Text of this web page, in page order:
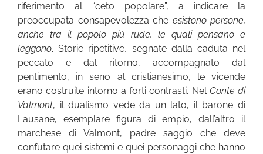
riferimento al “ceto popolare”, a indicare la
preoccupata consapevolezza che esistono persone,
anche tra il popolo più rude, le quali pensano e
leggono. Storie ripetitive, segnate dalla caduta nel
peccato e dal ritorno, accompagnato dal
pentimento, in seno al cristianesimo, le vicende
erano costruite intorno a forti contrasti. Nel Conte di
Valmont, il dualismo vede da un lato, il barone di
Lausane, esemplare figura di empio, dall’altro il
marchese di Valmont, padre saggio che deve
confutare quei sistemi e quei personaggi che hanno